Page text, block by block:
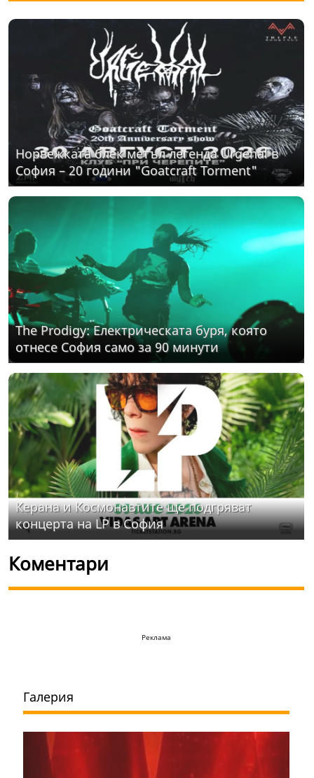
Норвежката блек метъл легенда Urgehal в
София – 20 години "Goatcraft Torment"
The Prodigy: Електрическата буря, която
отнесе София само за 90 минути
Керана и Космонавтите ще подгряват
концерта на LP в София
Коментари
Реклама
Галерия